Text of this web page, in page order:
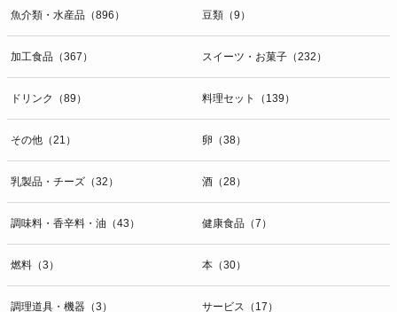
魚介類・水産品（896） 豆類（9）
加工食品（367） スイーツ・お菓子（232）
ドリンク（89） 料理セット（139）
その他（21） 卵（38）
乳製品・チーズ（32） 酒（28）
調味料・香辛料・油（43） 健康食品（7）
燃料（3） 本（30）
調理道具・機器（3） サービス（17）